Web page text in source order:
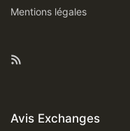
Mentions légales
Feed RSS
Avis Exchanges